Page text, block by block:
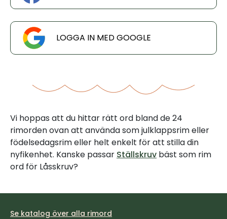
LOGGA IN MED GOOGLE
Vi hoppas att du hittar rätt ord bland de 24
rimorden ovan att använda som julklappsrim eller
födelsedagsrim eller helt enkelt för att stilla din
nyfikenhet. Kanske passar Ställskruv bäst som rim
ord för Låsskruv?
Se katalog över alla rimord